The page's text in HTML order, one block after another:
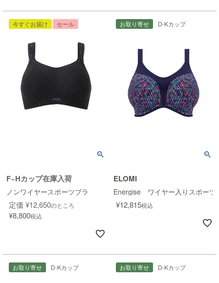
今すぐお届け セール
F~Hカップ在庫入荷
ノンワイヤースポーツブラ
定価 ¥12,650のところ
¥8,800税込
お取り寄せ D-Kカップ
ELOMI
Energise ワイヤー入りスポーツ
¥12,815税込
お取り寄せ D-Kカップ お取り寄せ D-Kカップ